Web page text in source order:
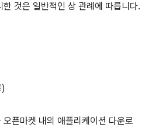
것은 일반적인 상 관례에 따릅니다.
픈마켓 내의 애플리케이션 다운로